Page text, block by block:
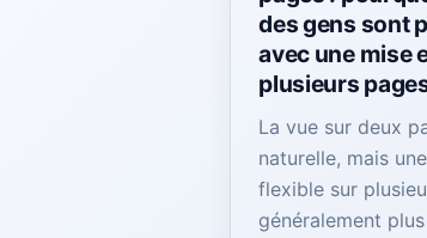
des gens sont
avec une mise
plusieurs
La vue sur deux
naturelle, mais
flexible sur
généralement